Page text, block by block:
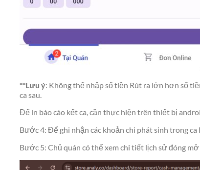
**Lưu ý: Không thể nhập số tiền Rút ra lớn hơn số
ca sau.
Để in báo cáo kết ca, cần thực hiện trên thiết bị
Bước 4: Để ghi nhận các khoản chi phát sinh trong
Bước 5: Chủ quán có thể xem chi tiết lịch sử đóng